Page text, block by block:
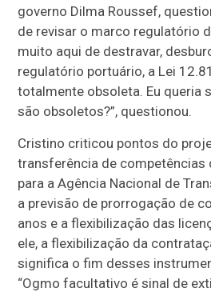
governo Dilma Roussef,
de revisar o marco regulatório
muito aqui de destravar,
regulatório portuário, a Lei
totalmente obsoleta. Eu queria
são obsoletos?”, questionou.
Cristino criticou pontos do
transferência de competências
para a Agência Nacional de
a previsão de prorrogação de
anos e a flexibilização das
ele, a flexibilização da
significa o fim desses
“Ogmo facultativo é sinal de